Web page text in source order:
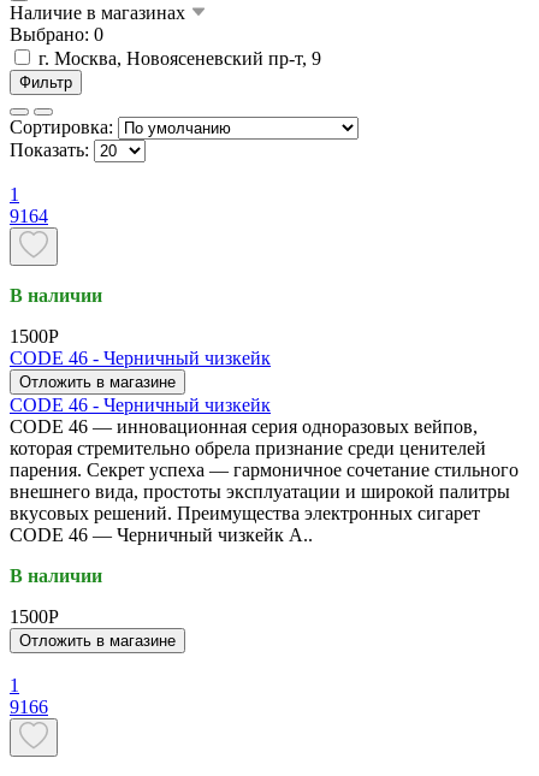
Наличие в магазинах
Выбрано: 0
г. Москва, Новоясеневский пр-т, 9
Фильтр
Сортировка:
Показать:
1
9164
В наличии
1500P
CODE 46 - Черничный чизкейк
Отложить в магазине
CODE 46 - Черничный чизкейк
CODE 46 — инновационная серия одноразовых вейпов,
которая стремительно обрела признание среди ценителей
парения. Секрет успеха — гармоничное сочетание стильного
внешнего вида, простоты эксплуатации и широкой палитры
вкусовых решений. Преимущества электронных сигарет
CODE 46 — Черничный чизкейк A..
В наличии
1500P
Отложить в магазине
1
9166